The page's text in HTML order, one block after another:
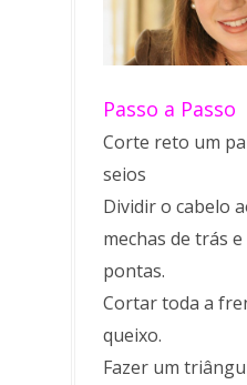
Passo a Passo
Corte reto um
seios
Dividir o cabelo
mechas de trás
pontas.
Cortar toda a
queixo.
Fazer um